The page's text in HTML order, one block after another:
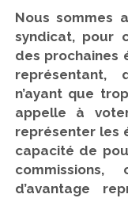
Nous sommes
syndicat, pour
des prochaines
représentant,
n’ayant que
appelle à
représenter les
capacité de
d’avantage